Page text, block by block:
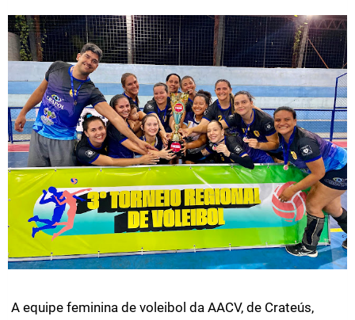
A equipe feminina de voleibol da AACV, de Crateús,